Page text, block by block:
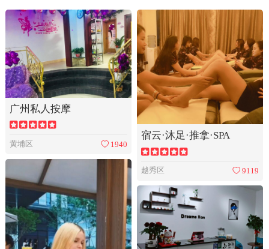
广州私人按摩
黄埔区 1940
宿云·沐足·推拿·SPA
越秀区 9119